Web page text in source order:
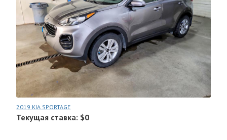
2019 KIA SPORTAGE
Текущая ставка: $0